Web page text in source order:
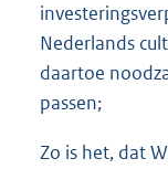
Nederlands
daartoe
passen;
Zo is het, dat